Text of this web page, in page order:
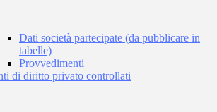
Dati società partecipate (da pubblicare in
tabelle)
Provvedimenti
di diritto privato controllati